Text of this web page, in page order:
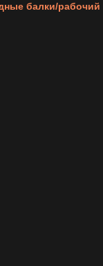
балки/рабочий